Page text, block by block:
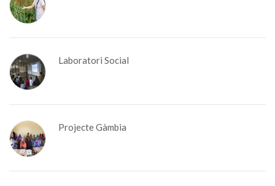
Laboratori Social
Projecte Gàmbia